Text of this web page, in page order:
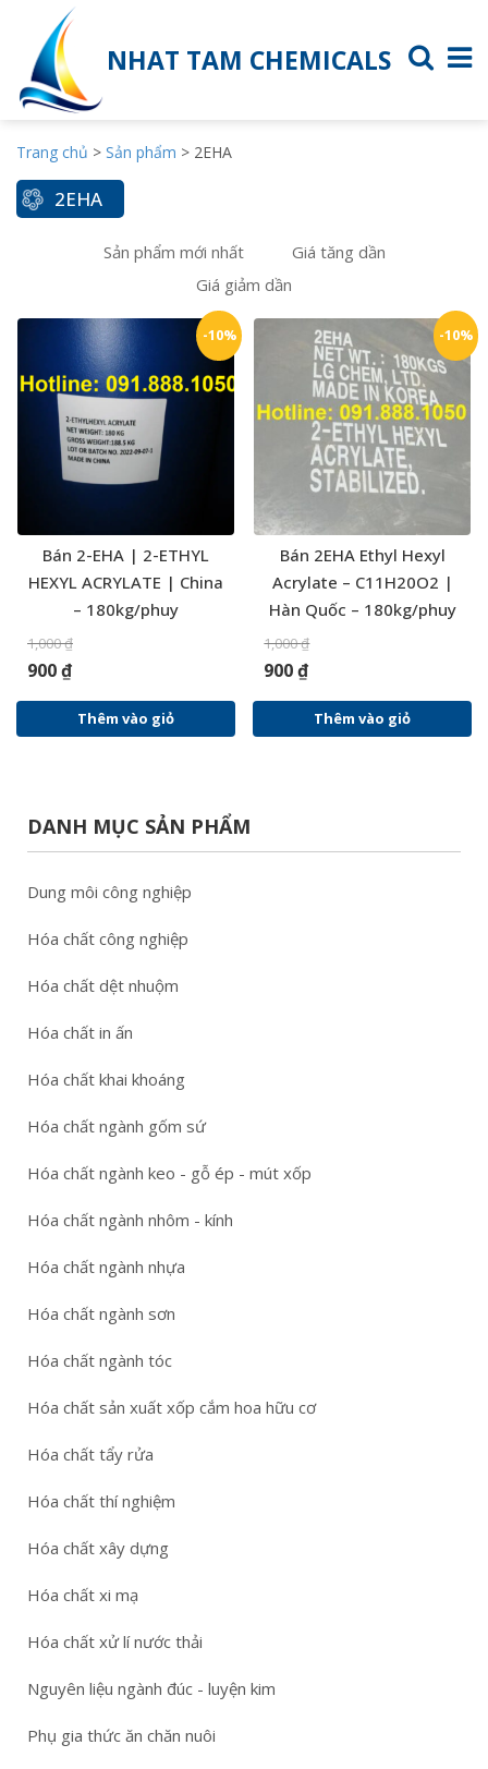
NHAT TAM CHEMICALS
Trang chủ > Sản phẩm > 2EHA
2EHA
Sản phẩm mới nhất
Giá tăng dần
Giá giảm dần
-10%
Bán 2-EHA | 2-ETHYL
HEXYL ACRYLATE | China
– 180kg/phuy
1,000₫
900₫
Thêm vào giỏ
-10%
Bán 2EHA Ethyl Hexyl
Acrylate – C11H20O2 |
Hàn Quốc – 180kg/phuy
1,000₫
900₫
Thêm vào giỏ
DANH MỤC SẢN PHẨM
Dung môi công nghiệp
Hóa chất công nghiệp
Hóa chất dệt nhuộm
Hóa chất in ấn
Hóa chất khai khoáng
Hóa chất ngành gốm sứ
Hóa chất ngành keo - gỗ ép - mút xốp
Hóa chất ngành nhôm - kính
Hóa chất ngành nhựa
Hóa chất ngành sơn
Hóa chất ngành tóc
Hóa chất sản xuất xốp cắm hoa hữu cơ
Hóa chất tẩy rửa
Hóa chất thí nghiệm
Hóa chất xây dựng
Hóa chất xi mạ
Hóa chất xử lí nước thải
Nguyên liệu ngành đúc - luyện kim
Phụ gia thức ăn chăn nuôi